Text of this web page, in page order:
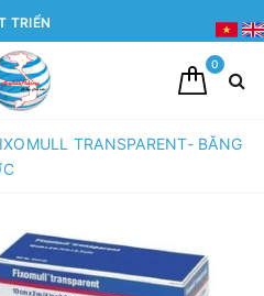
TRIỂN
0
TRANSPARENT- BĂNG